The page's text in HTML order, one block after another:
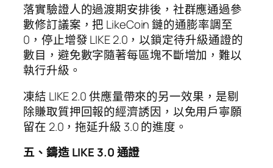
落實驗證人的過渡期安排後，社群應通過參
數修訂議案，把 LikeCoin 鏈的通膨率調至
0，停止增發 LIKE 2.0，以鎖定待升級通證的
數目，避免數字隨著每區塊不斷增加，難以
執行升級。
凍結 LIKE 2.0 供應量帶來的另一效果，是剔
除賺取質押回報的經濟誘因，以免用戶寧願
留在 2.0，拖延升級 3.0 的進度。
五、鑄造 LIKE 3.0 通證